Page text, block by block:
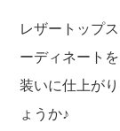
レザートップ
ーディネート
装いに仕上が
ょうか♪